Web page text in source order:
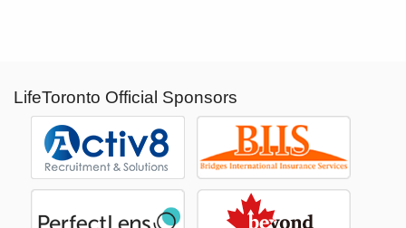
LifeToronto Official Sponsors